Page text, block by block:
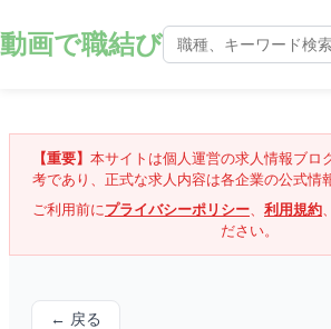
動画で職結び
【重要】 本サイトは個人運営の求人情報ブロ
考であり、正式な求人内容は各企業の公式情
ご利用前にプライバシーポリシー、 利用規約、
ださい。
← 戻る